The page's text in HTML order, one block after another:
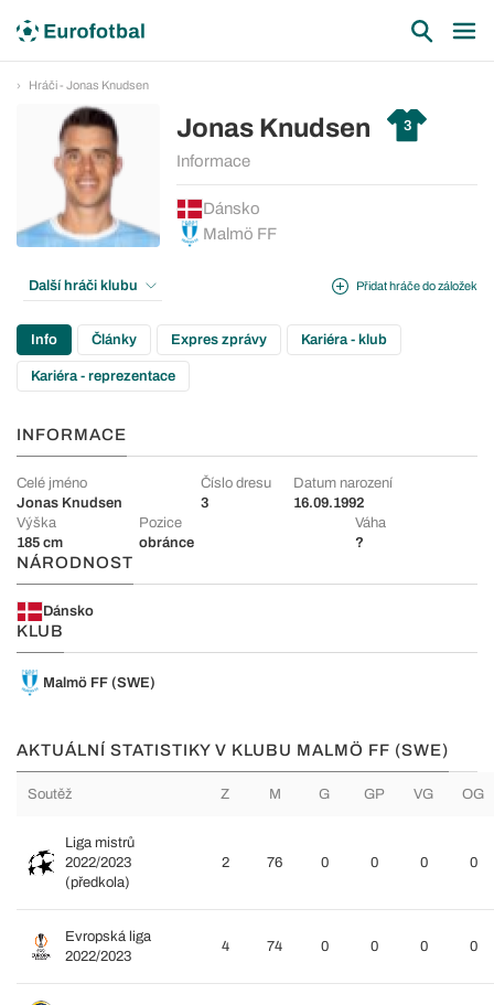
Hráči - Jonas Knudsen
Jonas Knudsen 3
Informace
Dánsko
Malmö FF
Přidat hráče do záložek
Další hráči klubu
Info Články Expres zprávy Kariéra - klub
Kariéra - reprezentace
INFORMACE
Celé jméno
Jonas Knudsen
Číslo dresu
3
Datum narození
16.09.1992
Výška
185 cm
Pozice
obránce
Váha
?
NÁRODNOST
Dánsko
KLUB
Malmö FF (SWE)
AKTUÁLNÍ STATISTIKY V KLUBU MALMÖ FF (SWE)
Soutěž Z M G GP VG OG
Liga mistrů
2022/2023
(předkola)
2 76 0 0 0 0
Evropská liga
2022/2023
4 74 0 0 0 0